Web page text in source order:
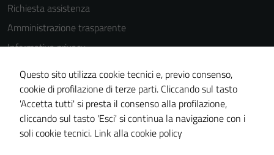
Richiesta assistenza
Amministrazione trasparente
Informativa privacy
Cookie Policy
Note legali
Dichiarazione di accessibilità
Piano di miglioramento del sito
Questo sito utilizza cookie tecnici e, previo consenso,
cookie di profilazione di terze parti. Cliccando sul tasto
'Accetta tutti' si presta il consenso alla profilazione,
cliccando sul tasto 'Esci' si continua la navigazione con i
soli cookie tecnici. Link alla cookie policy